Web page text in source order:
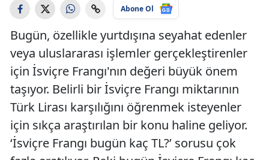
Abone Ol
Bugün, özellikle yurtdışına seyahat edenler
veya uluslararası işlemler gerçekleştirenler
için İsviçre Frangı'nın değeri büyük önem
taşıyor. Belirli bir İsviçre Frangı miktarının
Türk Lirası karşılığını öğrenmek isteyenler
için sıkça araştırılan bir konu haline geliyor.
‘İsviçre Frangı bugün kaç TL?’ sorusu çok